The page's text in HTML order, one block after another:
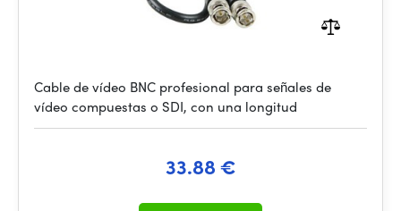
Cable de vídeo BNC profesional para señales de
vídeo compuestas o SDI, con una longitud
33.88 €